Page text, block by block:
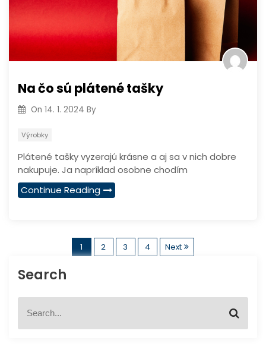
Na čo sú plátené tašky
On 14. 1. 2024 By
Výrobky
Plátené tašky vyzerajú krásne a aj sa v nich dobre
nakupuje. Ja napríklad osobne chodím
Continue Reading
S
r
á
1 2 3 4 Next
Search
a
S